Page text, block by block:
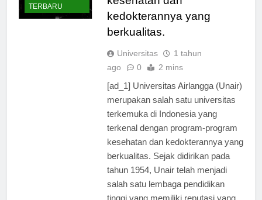
BERITA
TERBARU
kesehatan dan
kedokterannya yang
Universitas
1 tahun
[ad_1] Universitas Airlangga (Unair)
merupakan salah satu universitas
terkemuka di Indonesia yang
terkenal dengan program-program
kesehatan dan kedokterannya yang
berkualitas. Sejak didirikan pada
tahun 1954, Unair telah menjadi
salah satu lembaga pendidikan